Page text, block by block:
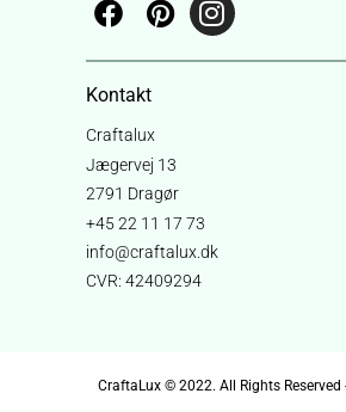
Kontakt
Craftalux
Jægervej 13
2791 Dragør
+45 22 11 17 73
info@craftalux.dk
CVR: 42409294
CraftaLux © 2022. All Rights Reserved